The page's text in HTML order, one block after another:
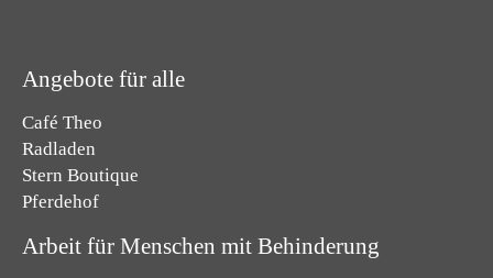
Angebote für alle
Café Theo
Radladen
Stern Boutique
Pferdehof
Arbeit für Menschen mit Behinderung